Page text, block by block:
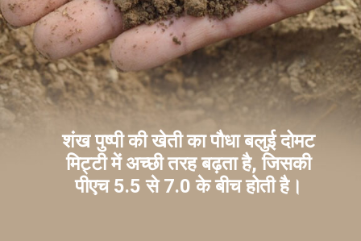
शंख पुष्पी की खेती का पौधा बलुई दोमट
मिट्टी में अच्छी तरह बढ़ता है, जिसकी
पीएच 5.5 से 7.0 के बीच होती है।